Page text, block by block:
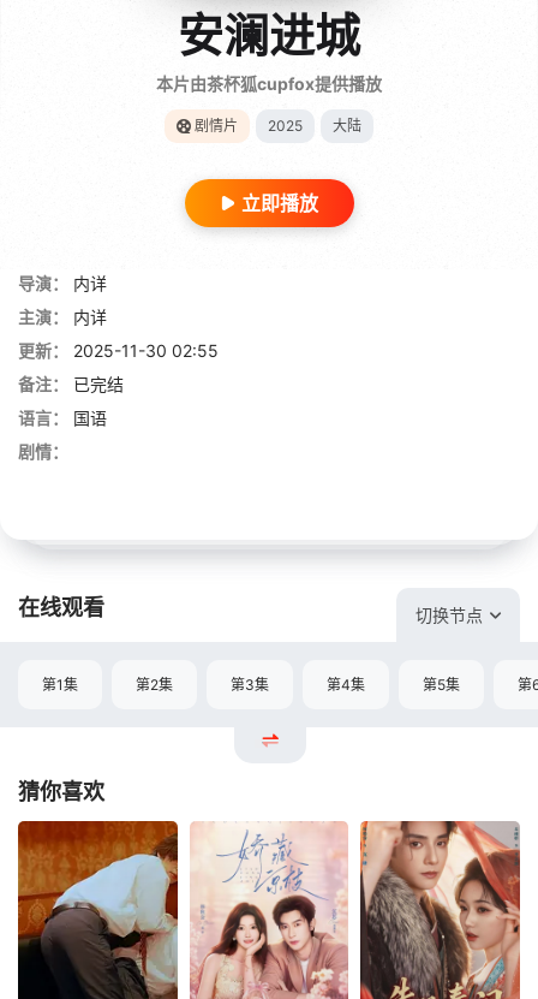
安澜进城
本片由茶杯狐cupfox提供播放
剧情片 2025 大陆
立即播放
导演：
内详
主演：
内详
更新：
2025-11-30 02:55
备注：
已完结
语言：
国语
剧情：
在线观看 切换节点
第1集 第2集 第3集 第4集 第5集 第
猜你喜欢